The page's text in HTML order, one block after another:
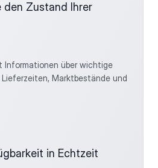
den Zustand Ihrer
Informationen über wichtige
Lieferzeiten, Marktbestände und
in Echtzeit